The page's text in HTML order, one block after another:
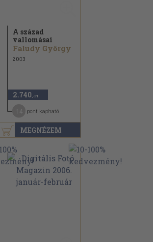
MEGNÉZEM
A század
vallomásai
Faludy György
2003
2.740 ,-Ft
pont kapható